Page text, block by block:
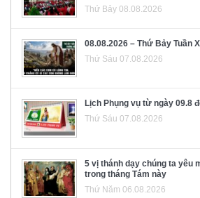
Thứ Bảy 08.08.2026
08.08.2026 – Thứ Bảy Tuần
Thứ Sáu 07.08.2026
Lịch Phụng vụ từ ngày 09.8
Thứ Sáu 07.08.2026
5 vị thánh dạy chúng ta yêu
trong tháng Tám này
Thứ Năm 06.08.2026